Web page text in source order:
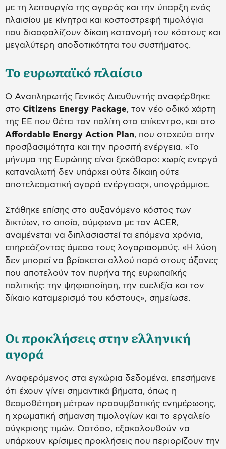
με τη λειτουργία της αγοράς και την ύπαρξη ενός
πλαισίου με κίνητρα και κοστοστρεφή τιμολόγια
που διασφαλίζουν δίκαιη κατανομή του κόστους και
μεγαλύτερη αποδοτικότητα του συστήματος.
Το ευρωπαϊκό πλαίσιο
Ο Αναπληρωτής Γενικός Διευθυντής αναφέρθηκε
στο Citizens Energy Package, τον νέο οδικό χάρτη
της ΕΕ που θέτει τον πολίτη στο επίκεντρο, και στο
Affordable Energy Action Plan, που στοχεύει στην
προσβασιμότητα και την προσιτή ενέργεια. «Το
μήνυμα της Ευρώπης είναι ξεκάθαρο: χωρίς ενεργό
καταναλωτή δεν υπάρχει ούτε δίκαιη ούτε
αποτελεσματική αγορά ενέργειας», υπογράμμισε.
Στάθηκε επίσης στο αυξανόμενο κόστος των
δικτύων, το οποίο, σύμφωνα με τον ACER,
αναμένεται να διπλασιαστεί τα επόμενα χρόνια,
επηρεάζοντας άμεσα τους λογαριασμούς. «Η λύση
δεν μπορεί να βρίσκεται αλλού παρά στους άξονες
που αποτελούν τον πυρήνα της ευρωπαϊκής
πολιτικής: την ψηφιοποίηση, την ευελιξία και τον
δίκαιο καταμερισμό του κόστους», σημείωσε.
Οι προκλήσεις στην ελληνική
αγορά
Αναφερόμενος στα εγχώρια δεδομένα, επεσήμανε
ότι έχουν γίνει σημαντικά βήματα, όπως η
θεσμοθέτηση μέτρων προσυμβατικής ενημέρωσης,
η χρωματική σήμανση τιμολογίων και το εργαλείο
σύγκρισης τιμών. Ωστόσο, εξακολουθούν να
υπάρχουν κρίσιμες προκλήσεις που περιορίζουν την